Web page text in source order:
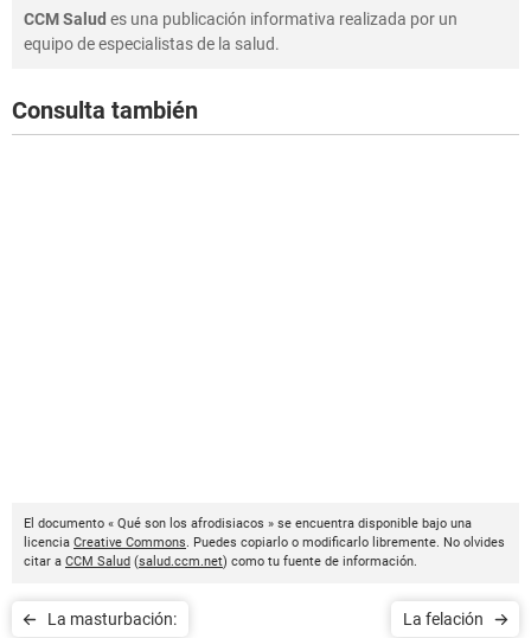
CCM Salud es una publicación informativa realizada por un
equipo de especialistas de la salud.
Consulta también
El documento « Qué son los afrodisiacos » se encuentra disponible bajo una
licencia Creative Commons. Puedes copiarlo o modificarlo libremente. No olvides
citar a CCM Salud (salud.ccm.net) como tu fuente de información.
La masturbación: La felación